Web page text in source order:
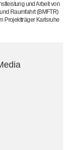
und Arbeit von
Raumfahrt (BMFTR)
Projektträger Karlsruhe